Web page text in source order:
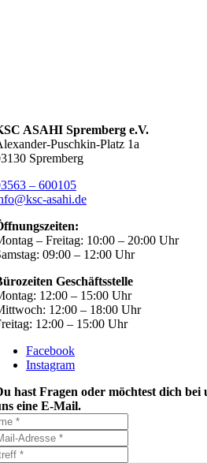
ASAHI Spremberg e.V.
Puschkin-Platz 1a
Spremberg
– 600105
asahi.de
– Freitag: 10:00 – 20:00 Uhr
09:00 – 12:00 Uhr
Geschäftsstelle
12:00 – 15:00 Uhr
12:00 – 18:00 Uhr
12:00 – 15:00 Uhr
Facebook
Instagram
hast Fragen oder möchtest dich bei
eine E-Mail.